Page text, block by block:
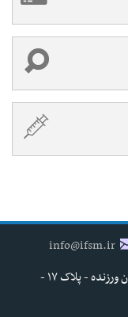
info@ifsm.ir
تهران - خیابان شهید مفتح جنوبی - خیابان ورزنده - پلاک ۱۷ -